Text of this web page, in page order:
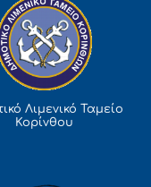
Λιμενικό Ταμείο
Κορίνθου